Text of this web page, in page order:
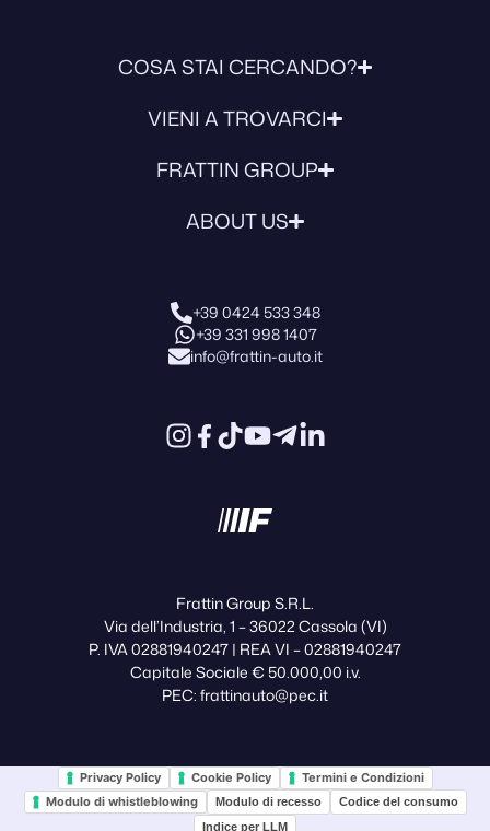
COSA STAI CERCANDO?
VIENI A TROVARCI
FRATTIN GROUP
ABOUT US
+39 0424 533 348
+39 331 998 1407
info@frattin-auto.it
Frattin Group S.R.L.
Via dell’Industria, 1 – 36022 Cassola (VI)
P. IVA 02881940247 | REA VI – 02881940247
Capitale Sociale € 50.000,00 i.v.
PEC: frattinauto@pec.it
Privacy Policy Cookie Policy
Termini e Condizioni
Modulo di whistleblowing
Modulo di recesso
Codice del consumo
Indice per LLM